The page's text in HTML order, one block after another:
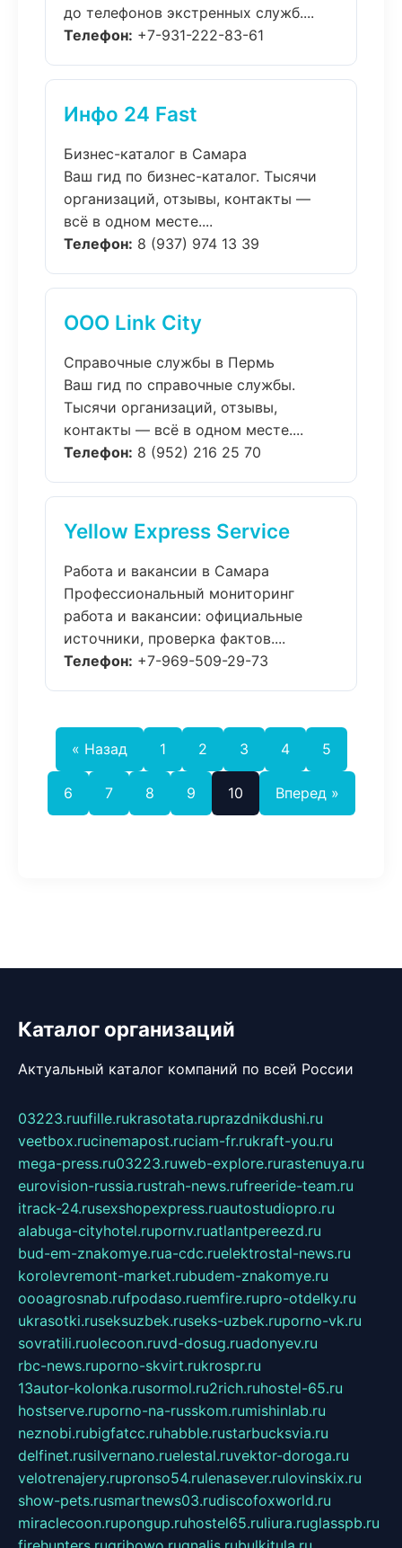
до телефонов экстренных служб....
Телефон: +7-931-222-83-61
Инфо 24 Fast
Бизнес-каталог в Самара
Ваш гид по бизнес-каталог. Тысячи
организаций, отзывы, контакты —
всё в одном месте....
Телефон: 8 (937) 974 13 39
ООО Link City
Справочные службы в Пермь
Ваш гид по справочные службы.
Тысячи организаций, отзывы,
контакты — всё в одном месте....
Телефон: 8 (952) 216 25 70
Yellow Express Service
Работа и вакансии в Самара
Профессиональный мониторинг
работа и вакансии: официальные
источники, проверка фактов....
Телефон: +7-969-509-29-73
« Назад 1 2 3 4 5
6 7 8 9 10 Вперед »
Каталог организаций
Актуальный каталог компаний по всей России
03223.ruufille.rukrasotata.ruprazdnikdushi.ru
veetbox.rucinemapost.ruciam-fr.rukraft-you.ru
mega-press.ru03223.ruweb-explore.rurastenuya.ru
eurovision-russia.rustrah-news.rufreeride-team.ru
itrack-24.rusexshopexpress.ruautostudiopro.ru
alabuga-cityhotel.rupornv.ruatlantpereezd.ru
bud-em-znakomye.rua-cdc.ruelektrostal-news.ru
korolevremont-market.rubudem-znakomye.ru
oooagrosnab.rufpodaso.ruemfire.rupro-otdelky.ru
ukrasotki.ruseksuzbek.ruseks-uzbek.ruporno-vk.ru
sovratili.ruolecoon.ruvd-dosug.ruadonyev.ru
rbc-news.ruporno-skvirt.rukrospr.ru
13autor-kolonka.rusormol.ru2rich.ruhostel-65.ru
hostserve.ruporno-na-russkom.rumishinlab.ru
neznobi.rubigfatcc.ruhabble.rustarbucksvia.ru
delfinet.rusilvernano.ruelestal.ruvektor-doroga.ru
velotrenajery.rupronso54.rulenasever.rulovinskix.ru
show-pets.rusmartnews03.rudiscofoxworld.ru
miraclecoon.rupongup.ruhostel65.ruliura.ruglasspb.ru